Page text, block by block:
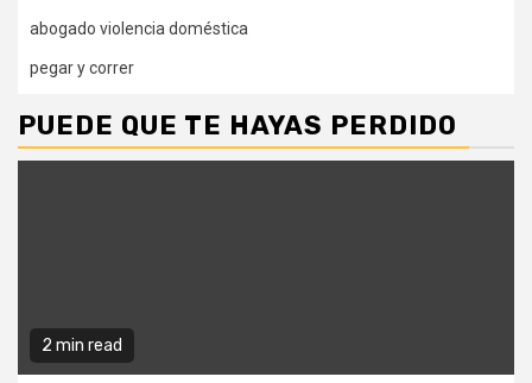
abogado violencia doméstica
pegar y correr
PUEDE QUE TE HAYAS PERDIDO
2 min read